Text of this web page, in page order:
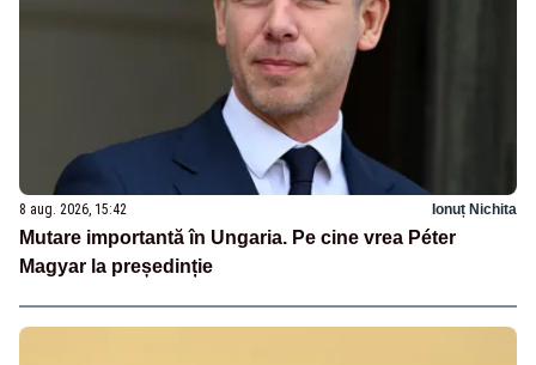
8 aug. 2026, 15:42 Ionuț Nichita
Mutare importantă în Ungaria. Pe cine vrea Péter
Magyar la președinție